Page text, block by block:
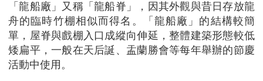
「龍船廠」又稱「龍船脊」，因其外觀與昔日存放龍
舟的臨時竹棚相似而得名。「龍船廠」的結構較簡
單，屋脊與戲棚入口成縱向伸延，整體建築形態較低
矮扁平，一般在天后誕、盂蘭勝會等每年舉辦的節慶
活動中使用。